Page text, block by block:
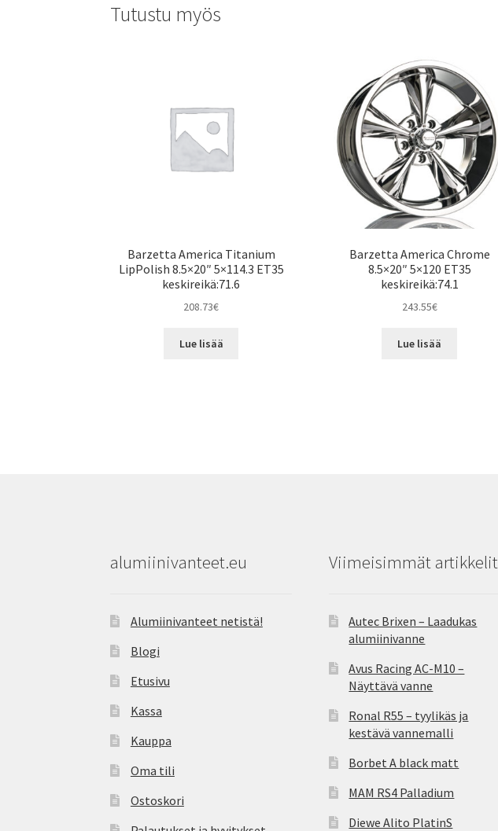
Tutustu myös
Barzetta America Titanium
LipPolish 8.5×20″ 5×114.3 ET35
keskireikä:71.6
208.73€
Lue lisää
Barzetta America Chrome
8.5×20″ 5×120 ET35
keskireikä:74.1
243.55€
Lue lisää
alumiinivanteet.eu
Alumiinivanteet netistä!
Blogi
Etusivu
Kassa
Kauppa
Oma tili
Ostoskori
Viimeisimmät artikkelit
Autec Brixen – Laadukas
alumiinivanne
Avus Racing AC-M10 –
Näyttävä vanne
Ronal R55 – tyylikäs ja
kestävä vannemalli
Borbet A black matt
MAM RS4 Palladium
Diewe Alito PlatinS